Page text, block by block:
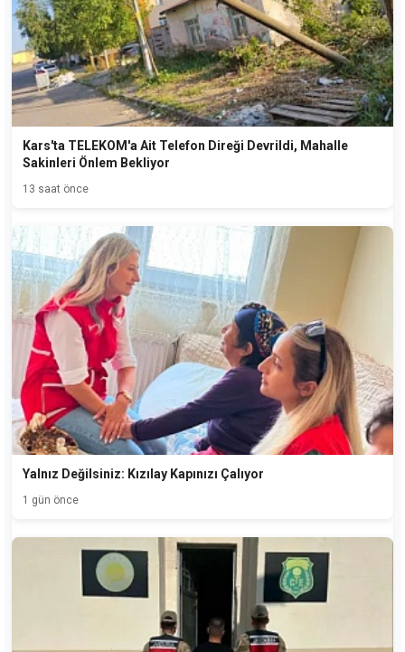
Kars'ta TELEKOM'a Ait Telefon Direği Devrildi, Mahalle
Sakinleri Önlem Bekliyor
13 saat önce
Yalnız Değilsiniz: Kızılay Kapınızı Çalıyor
1 gün önce